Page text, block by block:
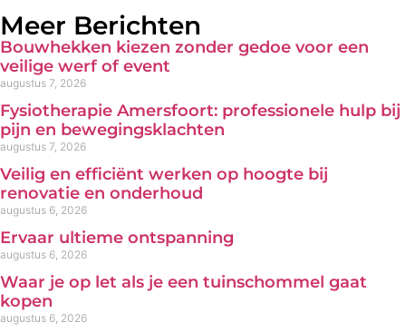
Meer Berichten
Bouwhekken kiezen zonder gedoe voor een
veilige werf of event
augustus 7, 2026
Fysiotherapie Amersfoort: professionele hulp bij
pijn en bewegingsklachten
augustus 7, 2026
Veilig en efficiënt werken op hoogte bij
renovatie en onderhoud
augustus 6, 2026
Ervaar ultieme ontspanning
augustus 6, 2026
Waar je op let als je een tuinschommel gaat
kopen
augustus 6, 2026